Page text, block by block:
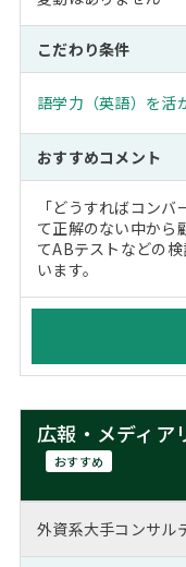
こだわり条件
語学力（英語）を活
おすすめコメント
「どうすればコン
て正解のない中から
てABテストなどの
います。
広報・メディア
おすすめ
外資系大手コンサル